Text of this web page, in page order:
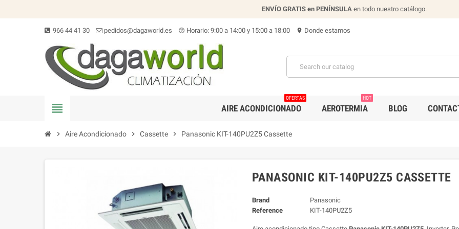
ENVÍO GRATIS en PENÍNSULA en todo nuestro catálogo.
966 44 41 30 pedidos@dagaworld.es help_outline Horario: 9:00 a 14:00 y 15:00 a 18:00 location_on Donde estamos
view_headline AIRE ACONDICIONADO
OFERTAS
AEROTERMIA
HOT
BLOG
chevron_right Aire Acondicionado chevron_right Cassette chevron_right Panasonic KIT-140PU2Z5 Cassette
PANASONIC KIT-140PU2Z5 CASSETTE
Brand
Panasonic
Reference
KIT-140PU2Z5